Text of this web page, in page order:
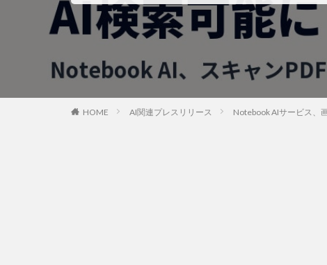
HOME AI関連プレスリリース Notebook AIサービス、